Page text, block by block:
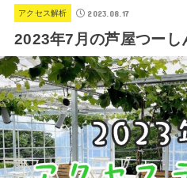
アクセス解析 2023.08.17
2023年7月の芦屋つーし